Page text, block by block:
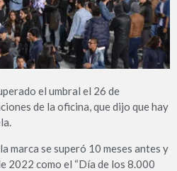
el umbral el 26 de
de la oficina, que dijo que hay
marca se superó 10 meses antes y
2022 como el “Día de los 8.000